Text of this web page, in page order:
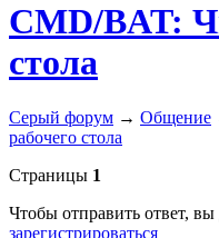
CMD/BAT:
стола
Серый форум → Общение
рабочего стола
Страницы 1
Чтобы отправить ответ,
зарегистрироваться